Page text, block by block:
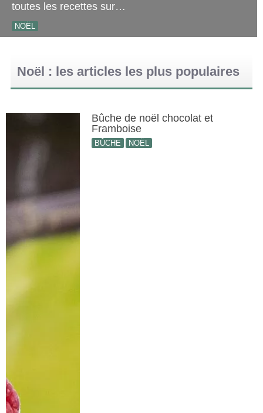
toutes les recettes sur…
NOËL
Noël : les articles les plus populaires
Bûche de noël chocolat et
Framboise
BÛCHE NOËL